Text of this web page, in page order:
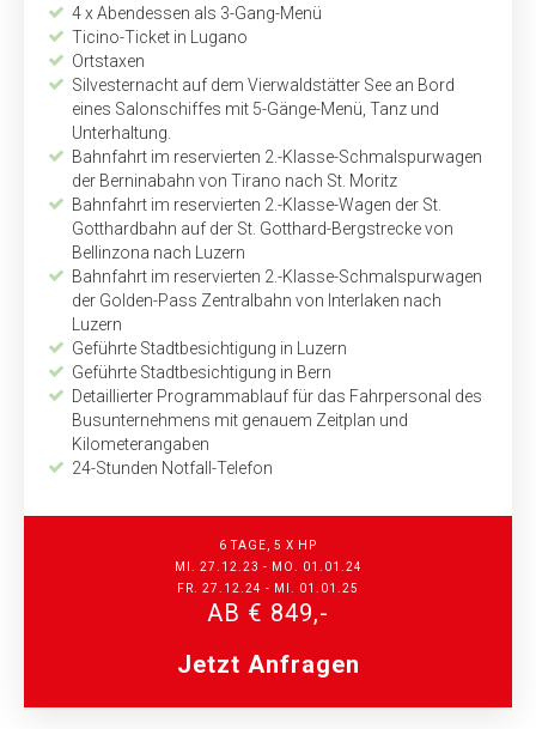
4 x Abendessen als 3-Gang-Menü
Ticino-Ticket in Lugano
Ortstaxen
Silvesternacht auf dem Vierwaldstätter See an Bord
eines Salonschiffes mit 5-Gänge-Menü, Tanz und
Unterhaltung.
Bahnfahrt im reservierten 2.-Klasse-Schmalspurwagen
der Berninabahn von Tirano nach St. Moritz
Bahnfahrt im reservierten 2.-Klasse-Wagen der St.
Gotthardbahn auf der St. Gotthard-Bergstrecke von
Bellinzona nach Luzern
Bahnfahrt im reservierten 2.-Klasse-Schmalspurwagen
der Golden-Pass Zentralbahn von Interlaken nach
Luzern
Geführte Stadtbesichtigung in Luzern
Geführte Stadtbesichtigung in Bern
Detaillierter Programmablauf für das Fahrpersonal des
Busunternehmens mit genauem Zeitplan und
Kilometerangaben
24-Stunden Notfall-Telefon
6 TAGE, 5 X HP
MI. 27.12.23 - MO. 01.01.24
FR. 27.12.24 - MI. 01.01.25
AB € 849,-
Jetzt Anfragen